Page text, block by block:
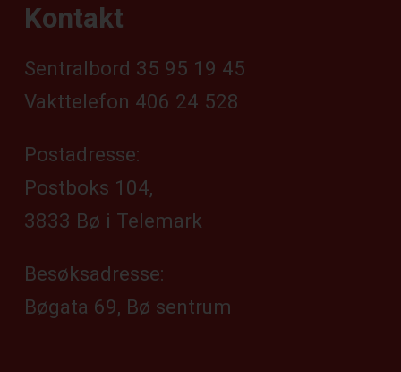
Kontakt
Sentralbord 35 95 19 45
Vakttelefon 406 24 528
Postadresse:
Postboks 104,
3833 Bø i Telemark
Besøksadresse:
Bøgata 69, Bø sentrum